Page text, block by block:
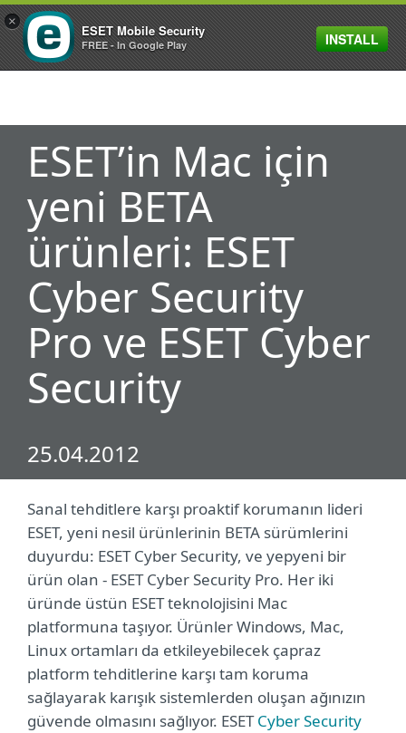
MENU
ESET’in Mac için
yeni BETA
ürünleri: ESET
Cyber Security
Pro ve ESET Cyber
Security
25.04.2012
Sanal tehditlere karşı proaktif korumanın lideri
ESET, yeni nesil ürünlerinin BETA sürümlerini
duyurdu: ESET Cyber Security, ve yepyeni bir
ürün olan - ESET Cyber Security Pro. Her iki
üründe üstün ESET teknolojisini Mac
platformuna taşıyor. Ürünler Windows, Mac,
Linux ortamları da etkileyebilecek çapraz
platform tehditlerine karşı tam koruma
sağlayarak karışık sistemlerden oluşan ağınızın
güvende olmasını sağlıyor. ESETCyber Security
×
ESET Mobile Security
FREE - In Google Play INSTALL